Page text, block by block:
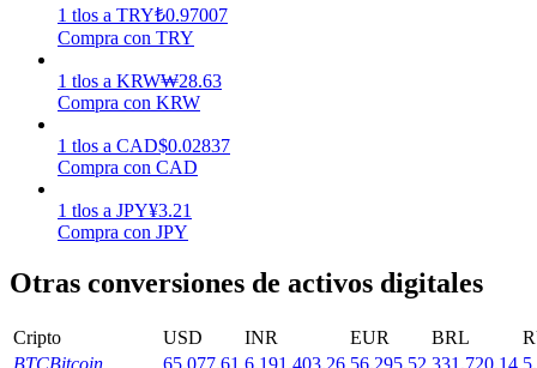
Gana recompensas competitivas diariamente
1 tlos a TRY₺0.97007
Compra con TRY
1 tlos a KRW₩28.63
Compra con KRW
1 tlos a CAD$0.02837
Compra con CAD
1 tlos a JPY¥3.21
Compra con JPY
Otras conversiones de activos digitales
Cripto USD INR EUR BRL
BTCBitcoin 65,077.61 6,191,403.26 56,295.52 331,720.14